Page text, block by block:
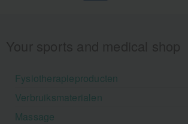
Fysiotherapieproducten
Verbruiksmaterialen
Massage